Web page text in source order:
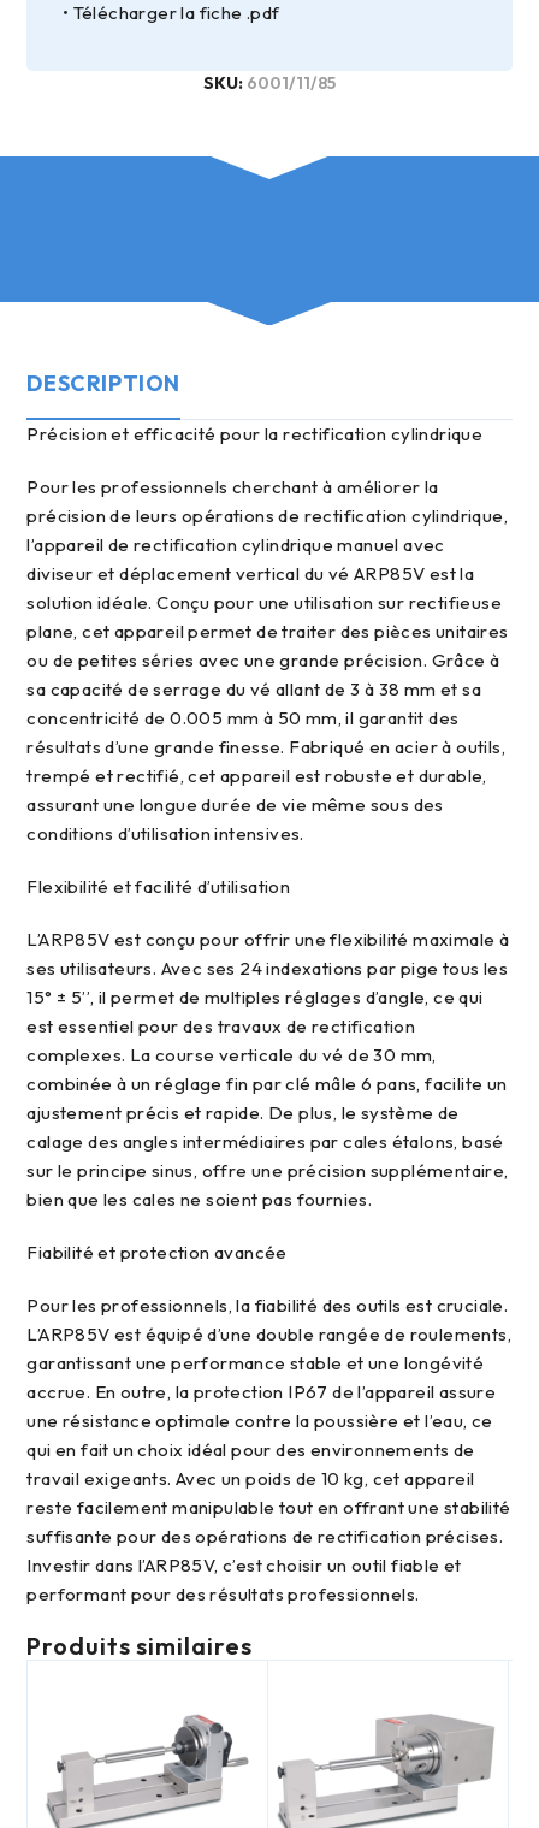
Télécharger la fiche .pdf
SKU: 6001/11/85
DESCRIPTION
Précision et efficacité pour la rectification cylindrique
Pour les professionnels cherchant à améliorer la
précision de leurs opérations de rectification cylindrique,
l’appareil de rectification cylindrique manuel avec
diviseur et déplacement vertical du vé ARP85V est la
solution idéale. Conçu pour une utilisation sur rectifieuse
plane, cet appareil permet de traiter des pièces unitaires
ou de petites séries avec une grande précision. Grâce à
sa capacité de serrage du vé allant de 3 à 38 mm et sa
concentricité de 0.005 mm à 50 mm, il garantit des
résultats d’une grande finesse. Fabriqué en acier à outils,
trempé et rectifié, cet appareil est robuste et durable,
assurant une longue durée de vie même sous des
conditions d’utilisation intensives.
Flexibilité et facilité d’utilisation
L’ARP85V est conçu pour offrir une flexibilité maximale à
ses utilisateurs. Avec ses 24 indexations par pige tous les
15° ± 5’’, il permet de multiples réglages d’angle, ce qui
est essentiel pour des travaux de rectification
complexes. La course verticale du vé de 30 mm,
combinée à un réglage fin par clé mâle 6 pans, facilite un
ajustement précis et rapide. De plus, le système de
calage des angles intermédiaires par cales étalons, basé
sur le principe sinus, offre une précision supplémentaire,
bien que les cales ne soient pas fournies.
Fiabilité et protection avancée
Pour les professionnels, la fiabilité des outils est cruciale.
L’ARP85V est équipé d’une double rangée de roulements,
garantissant une performance stable et une longévité
accrue. En outre, la protection IP67 de l’appareil assure
une résistance optimale contre la poussière et l’eau, ce
qui en fait un choix idéal pour des environnements de
travail exigeants. Avec un poids de 10 kg, cet appareil
reste facilement manipulable tout en offrant une stabilité
suffisante pour des opérations de rectification précises.
Investir dans l’ARP85V, c’est choisir un outil fiable et
performant pour des résultats professionnels.
Produits similaires